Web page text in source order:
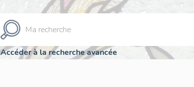
Accéder à la recherche avancée